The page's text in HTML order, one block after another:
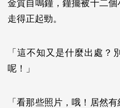
金質自鳴鐘，鐘擺被十二
走得正起勁。
「這不知又是什麼出處？
呢！」
「看那些照片，哦！居然